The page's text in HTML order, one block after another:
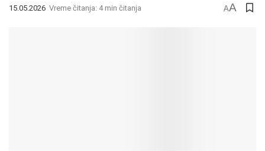
15.05.2026 Vreme čitanja: 4 min čitanja AA